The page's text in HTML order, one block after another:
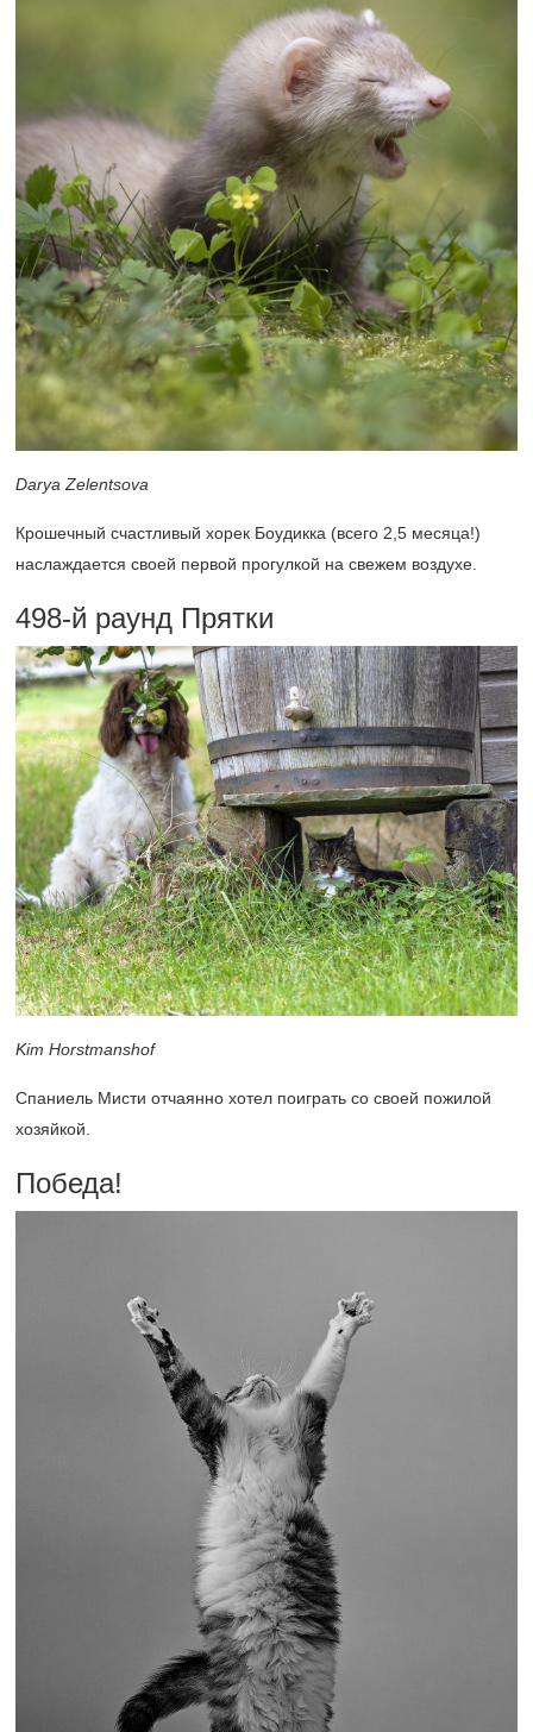
Darya Zelentsova
Крошечный счастливый хорек Боудикка (всего 2,5 месяца!)
наслаждается своей первой прогулкой на свежем воздухе.
498-й раунд Прятки
Kim Horstmanshof
Спаниель Мисти отчаянно хотел поиграть со своей пожилой
хозяйкой.
Победа!